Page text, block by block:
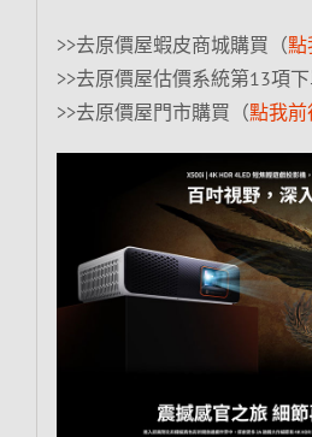
>>去原價屋蝦皮商城購買（點
>>去原價屋估價系統第13項
>>去原價屋門市購買（點我前